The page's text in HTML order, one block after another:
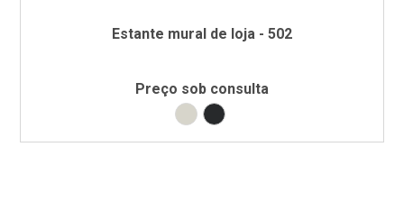
Estante mural de loja - 502
Preço sob consulta
Branco RAL9002
Preto RAL9005